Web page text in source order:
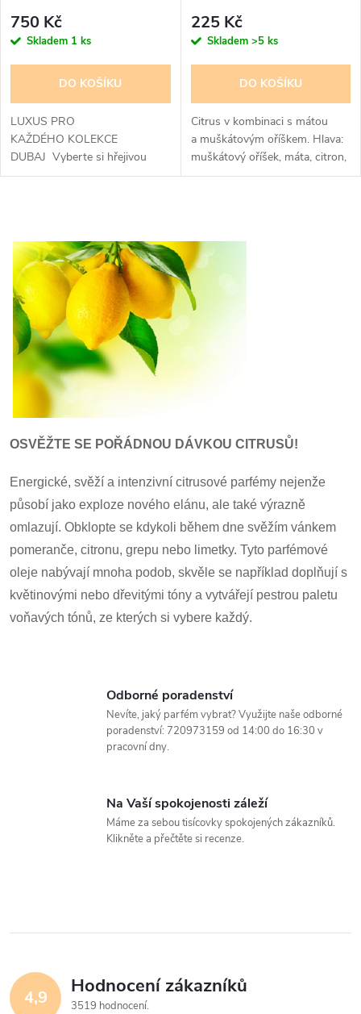
krabička
750 Kč
Skladem 1 ks
DO KOŠÍKU
LUXUS PRO
KAŽDÉHO KOLEKCE
DUBAJ Vyberte si hřejivou
vůni, která vám nepochybně
225 Kč
Skladem >5 ks
DO KOŠÍKU
Citrus v kombinaci s mátou
a muškátovým oříškem. Hlava:
muškátový oříšek, máta, citron,
pomeranč, grapefruitSrdce :
v
l
á
d
a
c
í
p
r
v
k
y
OSVĚŽTE SE POŘÁDNOU DÁVKOU CITRUSŮ!
Energické, svěží a intenzivní citrusové parfémy nejenže
působí jako exploze nového elánu, ale také výrazně
omlazují. Obklopte se kdykoli během dne svěžím vánkem
pomeranče, citronu, grepu nebo limetky. Tyto parfémové
oleje nabývají mnoha podob, skvěle se například doplňují s
květinovými nebo dřevitými tóny a vytvářejí pestrou paletu
voňavých tónů, ze kterých si vybere každý.
Odborné poradenství
Nevíte, jaký parfém vybrat? Využijte naše odborné
poradenství: 720973159 od 14:00 do 16:30 v
pracovní dny.
Na Vaší spokojenosti záleží
Máme za sebou tisícovky spokojených zákazníků.
Klikněte a přečtěte si recenze.
4,9 Hodnocení zákazníků
3519 hodnocení